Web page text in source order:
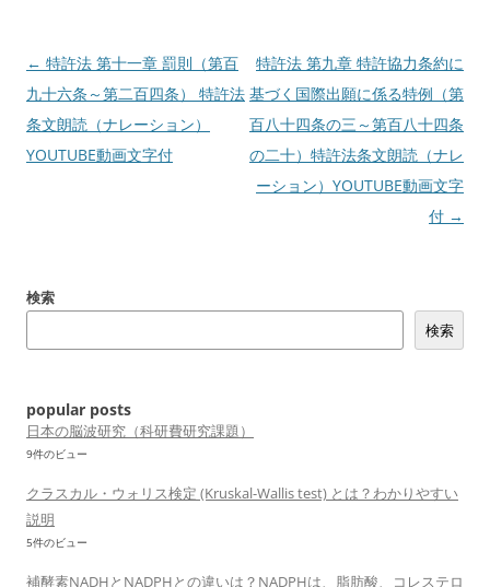
投
稿
ナ
ビ
ン
← 特許法 第十一章 罰則（第百
九十六条～第二百四条） 特許法
条文朗読（ナレーション）
YOUTUBE動画文字付
特許法 第九章 特許協力条約に
基づく国際出願に係る特例（第
百八十四条の三～第百八十四条
の二十）特許法条文朗読（ナレ
ーション）YOUTUBE動画文字
付 →
検索
検索
popular posts
日本の脳波研究（科研費研究課題）
9件のビュー
クラスカル・ウォリス検定 (Kruskal-Wallis test) とは？わかりやすい
説明
5件のビュー
補酵素NADHとNADPHとの違いは？NADPHは、脂肪酸、コレステロ